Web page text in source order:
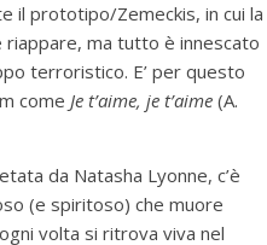
il prototipo/Zemeckis, in cui la
ma tutto è innescato
terroristico. E’ per questo
come Je t’aime, je t’aime (A.
da Natasha Lyonne, c’è
(e spiritoso) che muore
volta si ritrova viva nel